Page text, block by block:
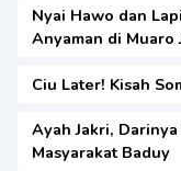
Nyai Hawo dan
Anyaman di Muaro
Ciu Later! Kisah
Ayah Jakri,
Masyarakat Baduy